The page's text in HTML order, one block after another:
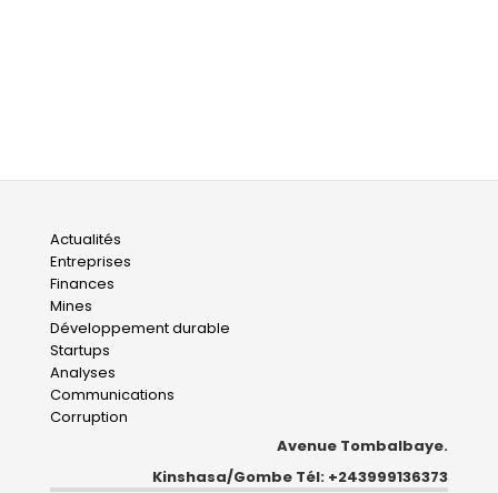
Main
navigation
Actualités
Entreprises
Finances
Mines
Développement durable
Startups
Analyses
Communications
Corruption
Avenue Tombalbaye.
Kinshasa/Gombe Tél: +243999136373